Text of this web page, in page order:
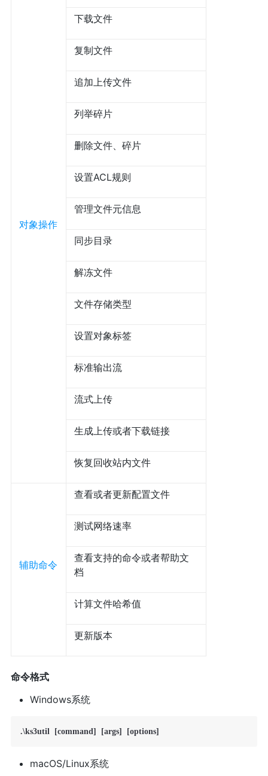
对象操作
下载文件
复制文件
追加上传文件
列举碎片
删除文件、碎片
设置ACL规则
管理文件元信息
同步目录
解冻文件
文件存储类型
设置对象标签
标准输出流
流式上传
生成上传或者下载链接
恢复回收站内文件
辅助命令
查看或者更新配置文件
测试网络速率
查看支持的命令或者帮助文
档
计算文件哈希值
更新版本
命令格式
Windows系统
.\ks3util  [command]  [args]  [options]
macOS/Linux系统